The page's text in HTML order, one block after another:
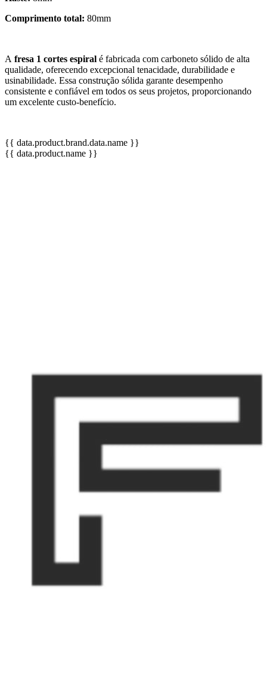
Comprimento total: 80mm
A fresa 1 cortes espiral é fabricada com carboneto sólido de alta
qualidade, oferecendo excepcional tenacidade, durabilidade e
usinabilidade. Essa construção sólida garante desempenho
consistente e confiável em todos os seus projetos, proporcionando
um excelente custo-benefício.
{{ data.product.brand.data.name }}
{{ data.product.name }}